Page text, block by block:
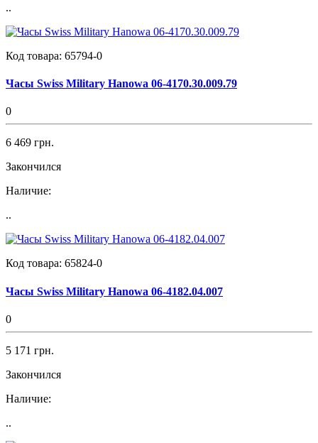
..
Код товара: 65794-0
Часы Swiss Military Hanowa 06-4170.30.009.79
0
6 469 грн.
Закончился
Наличие:
..
Код товара: 65824-0
Часы Swiss Military Hanowa 06-4182.04.007
0
5 171 грн.
Закончился
Наличие:
..